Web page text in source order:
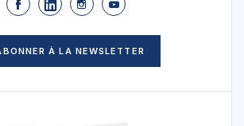
À LA NEWSLETTER